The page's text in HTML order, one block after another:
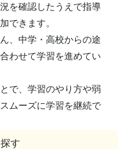
を確認したうえで指導
できます。
、中学・高校からの途
わせて学習を進めてい
で、学習のやり方や弱
ムーズに学習を継続で
す